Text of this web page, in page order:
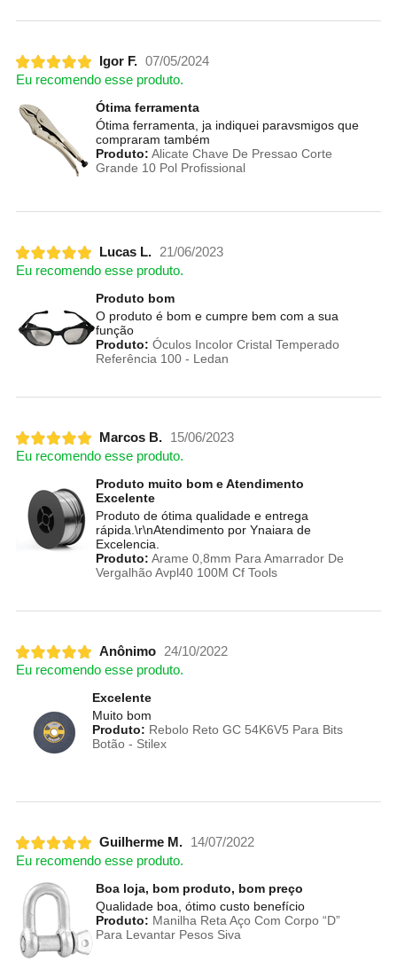
Igor F. 07/05/2024
Eu recomendo esse produto.
Ótima ferramenta
Ótima ferramenta, ja indiquei paravsmigos que
compraram também
Produto: Alicate Chave De Pressao Corte
Grande 10 Pol Profissional
Lucas L. 21/06/2023
Eu recomendo esse produto.
Produto bom
O produto é bom e cumpre bem com a sua
função
Produto: Óculos Incolor Cristal Temperado
Referência 100 - Ledan
Marcos B.
15/06/2023
Eu recomendo esse produto.
Produto muito bom e Atendimento
Excelente
Produto de ótima qualidade e entrega
rápida.\r\nAtendimento por Ynaiara de
Excelencia.
Produto: Arame 0,8mm Para Amarrador De
Vergalhão Avpl40 100M Cf Tools
Anônimo 24/10/2022
Eu recomendo esse produto.
Excelente
Muito bom
Produto: Rebolo Reto GC 54K6V5 Para Bits
Botão - Stilex
Guilherme M.
14/07/2022
Eu recomendo esse produto.
Boa loja, bom produto, bom preço
Qualidade boa, ótimo custo benefício
Produto: Manilha Reta Aço Com Corpo “D”
Para Levantar Pesos Siva